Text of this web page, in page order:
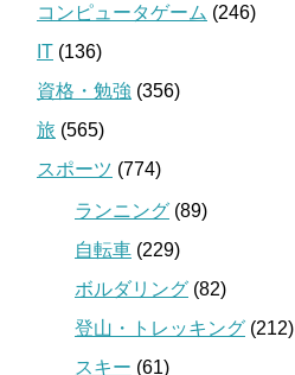
コンピュータゲーム (246)
IT (136)
資格・勉強 (356)
旅 (565)
スポーツ (774)
ランニング (89)
自転車 (229)
ボルダリング (82)
登山・トレッキング (212)
スキー (61)